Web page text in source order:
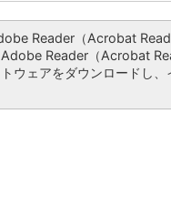
Reader（Acrobat
Reader（Acrobat
ウェアをダウンロードし、